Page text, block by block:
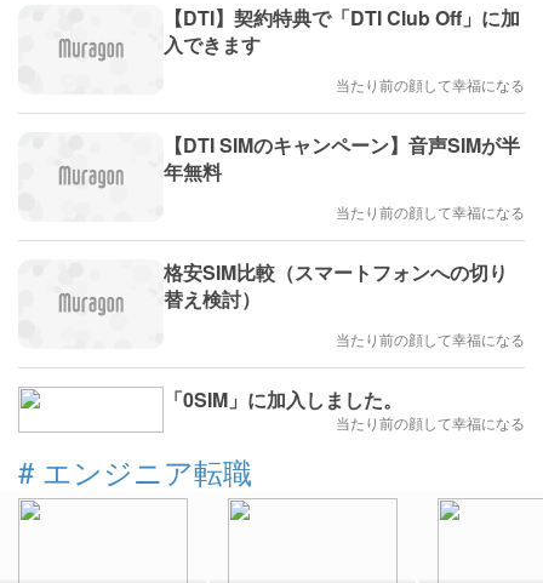
【DTI】契約特典で「DTI Club Off」に加
入できます
当たり前の顔して幸福になる
【DTI SIMのキャンペーン】音声SIMが半
年無料
当たり前の顔して幸福になる
格安SIM比較（スマートフォンへの切り
替え検討）
当たり前の顔して幸福になる
「0SIM」に加入しました。
当たり前の顔して幸福になる
# エンジニア転職